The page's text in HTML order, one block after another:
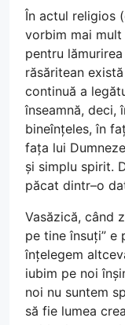
În actul religios
vorbim mai
pentru
răsăritean
continuă a
înseamnă, deci,
bineînțeles, în
fața lui
și simplu spirit.
păcat dintr–o
Vasăzică, când
pe tine însuți” e
înțelegem
iubim pe noi
noi nu suntem
să fie lumea